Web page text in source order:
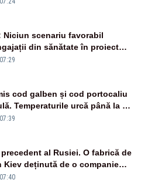
Niciun scenariu favorabil
din sănătate în proiectul
cod galben și cod portocaliu
Temperaturile urcă până la 38
iar nopțile devin tropicale
al Rusiei. O fabrică de
Kiev deținută de o companie
distrusă de o rachetă